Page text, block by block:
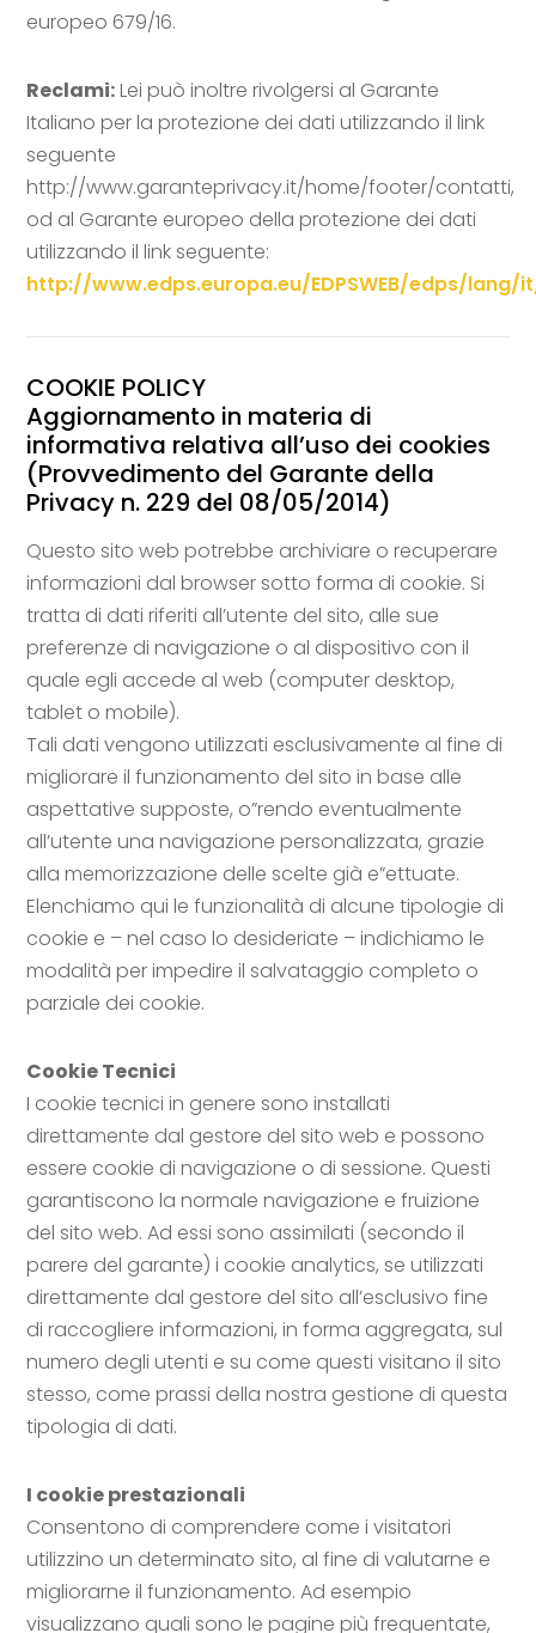
europeo 679/16.
Reclami:Lei può inoltre rivolgersi al Garante
Italiano per la protezione dei dati utilizzando il link
seguente
http://www.garanteprivacy.it/home/footer/contatti,
od al Garante europeo della protezione dei dati
utilizzando il link seguente:
http://www.edps.europa.eu/EDPSWEB/edps/lang/
COOKIE POLICY
Aggiornamento in materia di
informativa relativa all’uso dei cookies
(Provvedimento del Garante della
Privacy n. 229 del 08/05/2014)
Questo sito web potrebbe archiviare o recuperare
informazioni dal browser sotto forma di cookie. Si
tratta di dati riferiti all’utente del sito, alle sue
preferenze di navigazione o al dispositivo con il
quale egli accede al web (computer desktop,
tablet o mobile).
Tali dati vengono utilizzati esclusivamente al fine di
migliorare il funzionamento del sito in base alle
aspettative supposte, o”rendo eventualmente
all’utente una navigazione personalizzata, grazie
alla memorizzazione delle scelte già e”ettuate.
Elenchiamo qui le funzionalità di alcune tipologie di
cookie e – nel caso lo desideriate – indichiamo le
modalità per impedire il salvataggio completo o
parziale dei cookie.
Cookie Tecnici
I cookie tecnici in genere sono installati
direttamente dal gestore del sito web e possono
essere cookie di navigazione o di sessione. Questi
garantiscono la normale navigazione e fruizione
del sito web. Ad essi sono assimilati (secondo il
parere del garante) i cookie analytics, se utilizzati
direttamente dal gestore del sito all’esclusivo fine
di raccogliere informazioni, in forma aggregata, sul
numero degli utenti e su come questi visitano il sito
stesso, come prassi della nostra gestione di questa
tipologia di dati.
I cookie prestazionali
Consentono di comprendere come i visitatori
utilizzino un determinato sito, al fine di valutarne e
migliorarne il funzionamento. Ad esempio
visualizzano quali sono le pagine più frequentate,